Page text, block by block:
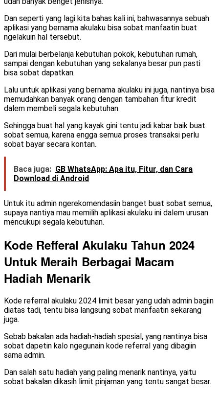
Dan seperti yang lagi kita bahas kali ini, bahwasannya sebuah
aplikasi yang bernama akulaku bisa sobat manfaatin buat
ngelakuin hal tersebut.
Dari mulai berbelanja kebutuhan pokok, kebutuhan rumah,
sampai dengan kebutuhan yang sekalanya besar pun pasti
bisa sobat dapatkan.
Lalu untuk aplikasi yang bernama akulaku ini juga, nantinya bisa
memudahkan banyak orang dengan tambahan fitur kredit
dalem membeli segala kebutuhan.
Sehingga buat hal yang kayak gini tentu jadi kabar baik buat
sobat semua, karena engga semua proses transaksi perlu
sobat bayar secara kontan.
Baca juga: GB WhatsApp: Apa itu, Fitur, dan Cara
Download di Android
Untuk itu admin ngerekomendasiin banget buat sobat semua,
supaya nantiya mau memilih aplikasi akulaku ini dalem urusan
mencukupi segala kebutuhan.
Kode Refferal Akulaku Tahun 2024
Untuk Meraih Berbagai Macam
Hadiah Menarik
Kode referral akulaku 2024 limit besar yang udah admin bagiin
diatas tadi, tentu bisa langsung sobat manfaatin sekarang
juga.
Sebab bakalan ada hadiah-hadiah spesial, yang nantinya bisa
sobat dapetin kalo ngegunain kode referral yang dibagiin
sama admin.
Dan salah satu hadiah yang paling menarik nantinya, yaitu
sobat bakalan dikasih limit pinjaman yang tentu sangat besar.